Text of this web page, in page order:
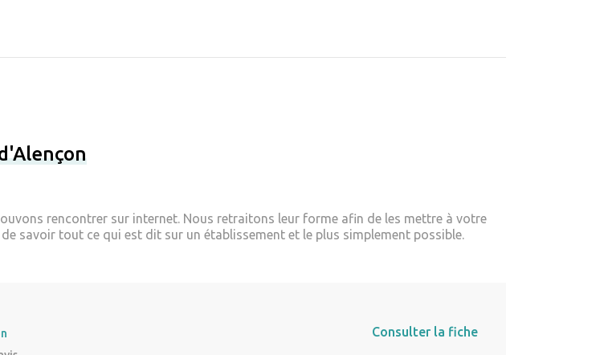
rencontrer sur internet. Nous retraitons leur forme afin de les mettre à votre
savoir tout ce qui est dit sur un établissement et le plus simplement possible.
Consulter la fiche